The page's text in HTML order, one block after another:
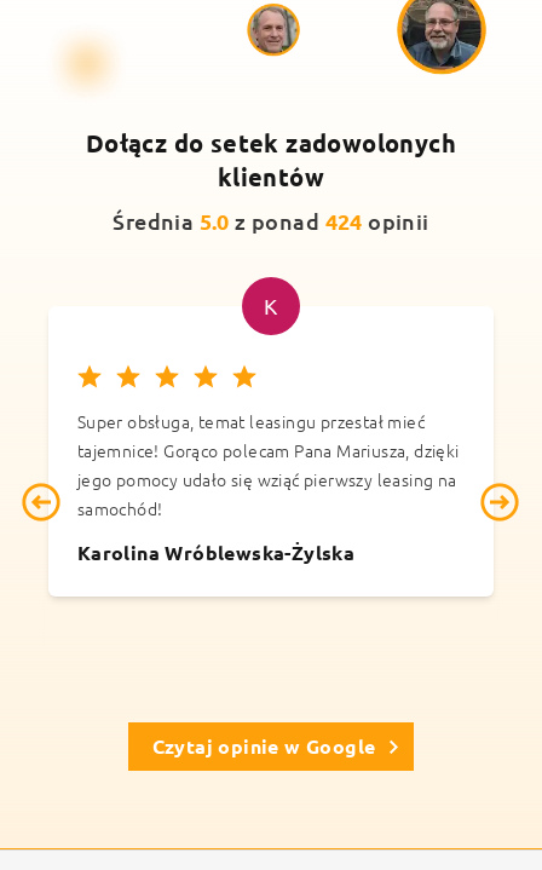
Dołącz do setekzadowolonych
klientów
Średnia 5.0 z ponad 424 opinii
K
Super obsługa, temat leasingu przestał mieć
tajemnice! Gorąco polecam Pana Mariusza, dzięki
jego pomocy udało się wziąć pierwszy leasing na
samochód!
Karolina Wróblewska-Żylska
Czytaj opinie w Google